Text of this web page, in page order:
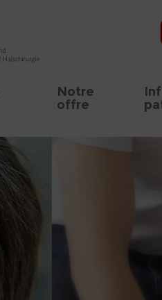
Notre
offre